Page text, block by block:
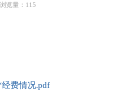
浏览量： 115
经费情况.pdf